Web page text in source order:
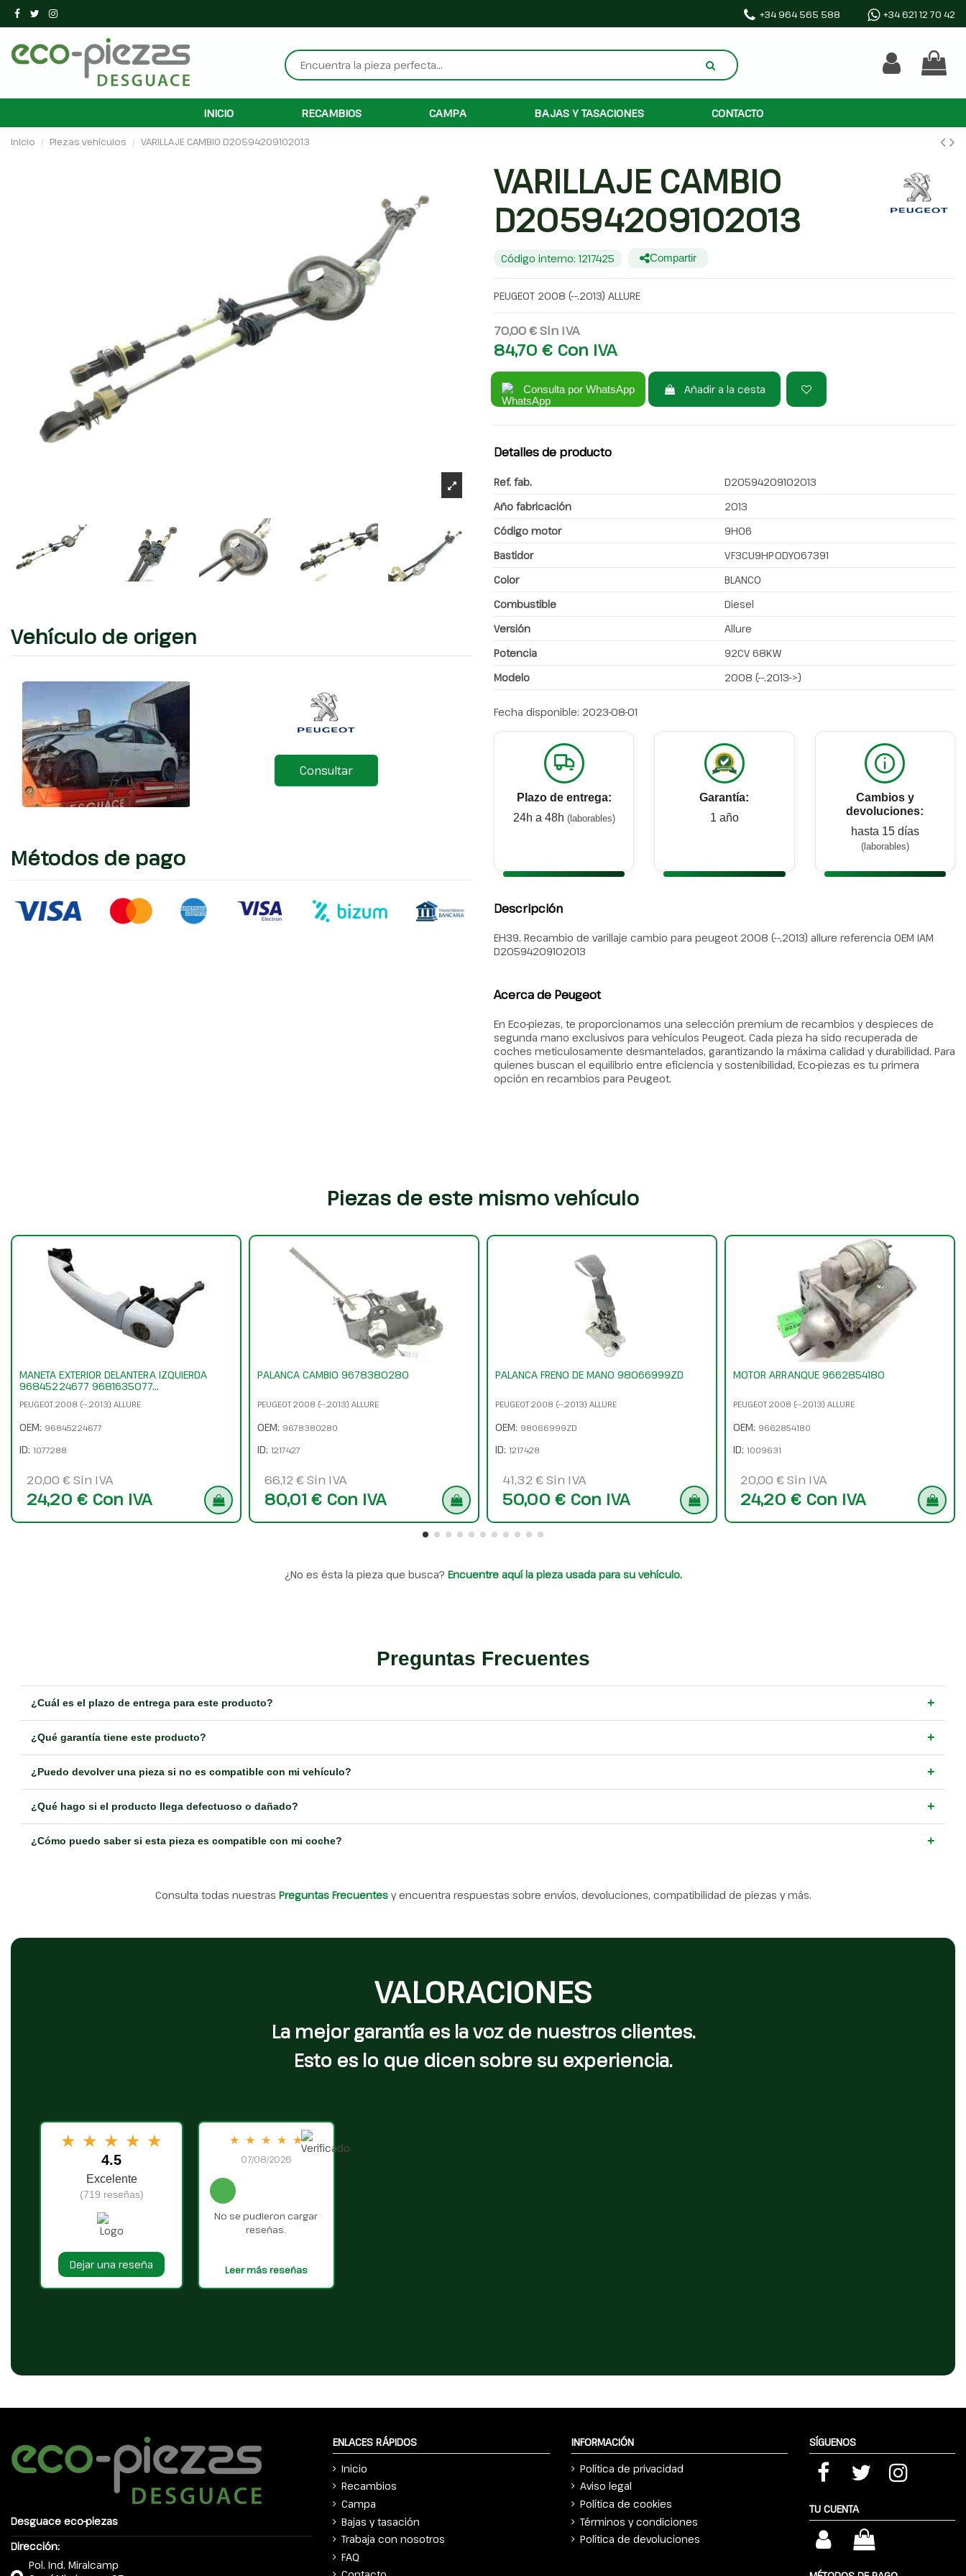
+34 964 565 588 +34 621 12 70 42
INICIO RECAMBIOS CAMPA BAJAS Y TASACIONES CONTACTO
Inicio Piezas vehículos VARILLAJE CAMBIO D20594209102013
Vehículo de origen
Consultar
Métodos de pago
VARILLAJE CAMBIO
D20594209102013
Código interno: 1217425 Compartir
PEUGEOT 2008 (--.2013) ALLURE
70,00 €Sin IVA
84,70 € Con IVA
Consulta por WhatsApp Añadir a la cesta
Detalles de producto
Ref. fab.
D20594209102013
Año fabricación
2013
Código motor
9H06
Bastidor
VF3CU9HP0DY067391
Color
BLANCO
Combustible
Diesel
Versión
Allure
Potencia
92CV 68KW
Modelo
2008 (--.2013->)
Fecha disponible: 2023-08-01
Plazo de entrega:
24h a 48h (laborables)
Garantía:
1 año
Cambios y
devoluciones:
hasta 15 días
(laborables)
Descripción
EH39. Recambio de varillaje cambio para peugeot 2008 (--.2013) allure referencia OEM IAM
D20594209102013
Acerca de Peugeot
En Eco-piezas, te proporcionamos una selección premium de recambios y despieces de
segunda mano exclusivos para vehículos Peugeot. Cada pieza ha sido recuperada de
coches meticulosamente desmantelados, garantizando la máxima calidad y durabilidad. Para
quienes buscan el equilibrio entre eficiencia y sostenibilidad, Eco-piezas es tu primera
opción en recambios para Peugeot.
Piezas de este mismo vehículo
MANETA EXTERIOR DELANTERA IZQUIERDA
96845224677 9681635077...
PEUGEOT 2008 (--.2013) ALLURE
OEM: 96845224677
ID: 1077288
20,00 € Sin IVA
24,20 € Con IVA
PALANCA CAMBIO 9678380280
PEUGEOT 2008 (--.2013) ALLURE
OEM: 9678380280
ID: 1217427
66,12 € Sin IVA
80,01 € Con IVA
PALANCA FRENO DE MANO 98066999ZD
PEUGEOT 2008 (--.2013) ALLURE
OEM: 98066999ZD
ID: 1217428
41,32 € Sin IVA
50,00 € Con IVA
MOTOR ARRANQUE 9662854180
PEUGEOT 2008 (--.2013) ALLURE
OEM: 9662854180
ID: 1009631
20,00 € Sin IVA
24,20 € Con IVA
¿No es ésta la pieza que busca? Encuentre aquí la pieza usada para su vehículo.
Preguntas Frecuentes
¿Cuál es el plazo de entrega para este producto? +
¿Qué garantía tiene este producto? +
¿Puedo devolver una pieza si no es compatible con mi vehículo? +
¿Qué hago si el producto llega defectuoso o dañado? +
¿Cómo puedo saber si esta pieza es compatible con mi coche? +
Consulta todas nuestras Preguntas Frecuentes y encuentra respuestas sobre envíos, devoluciones, compatibilidad de piezas y más.
VALORACIONES
La mejor garantía es la voz de nuestros clientes.
Esto es lo que dicen sobre su experiencia.
★ ★ ★ ★ ★
4.5
Excelente
(719 reseñas)
Dejar una reseña
★ ★ ★ ★ ★
07/08/2026
No se pudieron cargar
reseñas.
Leer más reseñas
Desguace eco-piezas
Dirección:
Pol. Ind. Miralcamp
ENLACES RÁPIDOS
Inicio
Recambios
Campa
Bajas y tasación
Trabaja con nosotros
FAQ
INFORMACIÓN
Política de privacidad
Aviso legal
Política de cookies
Términos y condiciones
Política de devoluciones
SÍGUENOS
TU CUENTA